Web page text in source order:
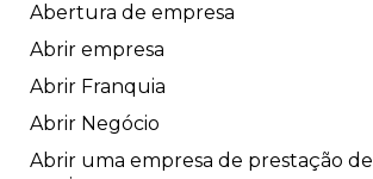
Abertura de empresa
Abrir empresa
Abrir Franquia
Abrir Negócio
Abrir uma empresa de prestação de